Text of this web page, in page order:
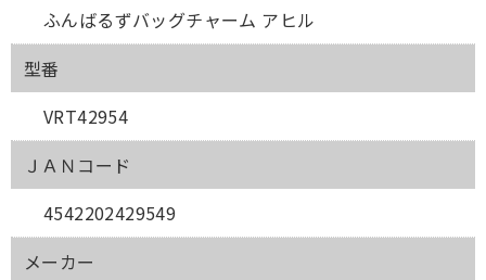
ふんばるずバッグチャーム アヒル
型番
VRT42954
ＪＡＮコード
4542202429549
メーカー